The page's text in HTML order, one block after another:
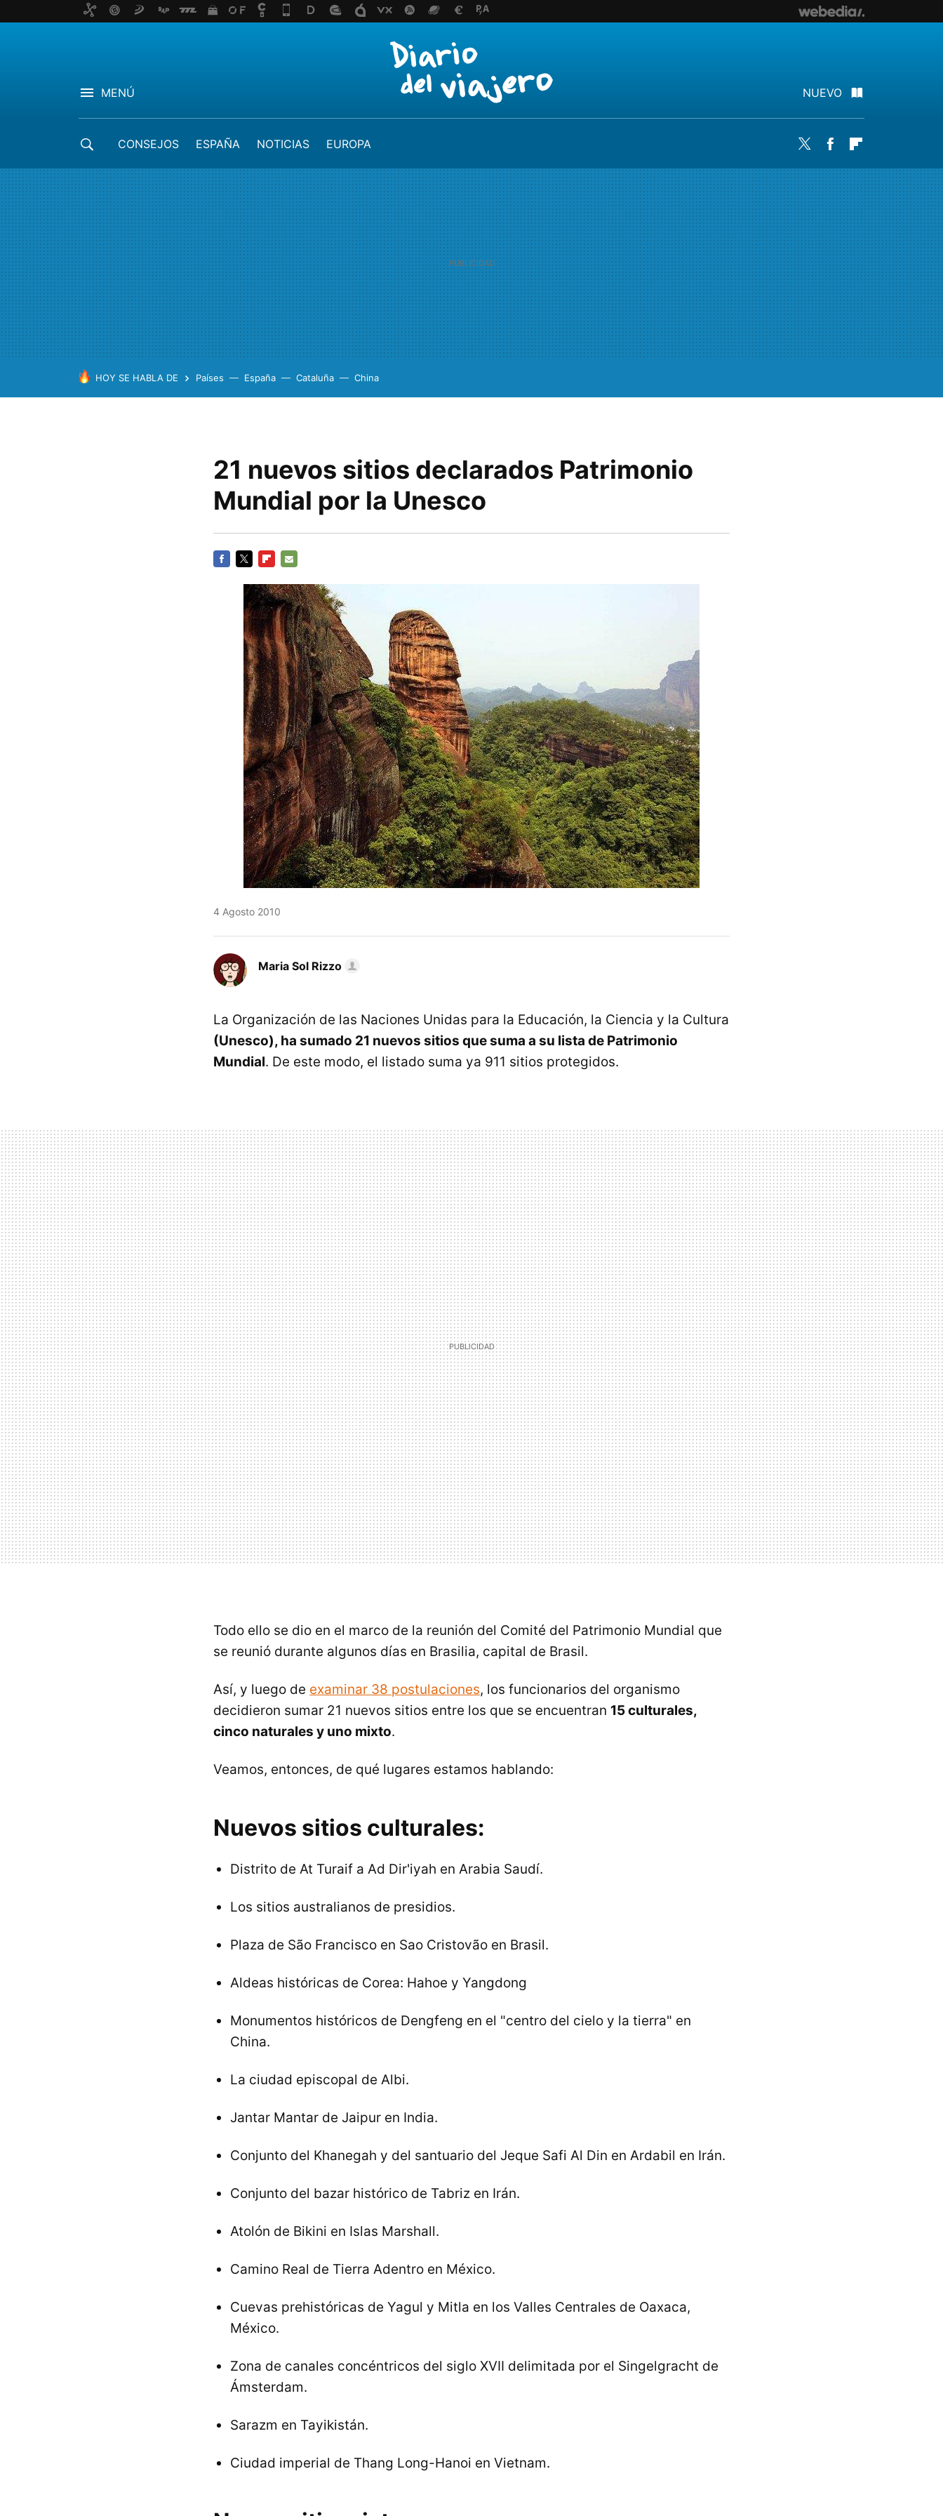
MENÚ NUEVO
CONSEJOS ESPAÑA NOTICIAS EUROPA Twitter Facebook
HOY SE HABLA DE Países España Cataluña China
21 nuevos sitios declarados Patrimonio
Mundial por la Unesco
MAIL
4 Agosto 2010
Maria Sol Rizzo
La Organización de las Naciones Unidas para la Educación, la Ciencia y la Cultura
(Unesco), ha sumado 21 nuevos sitios que suma a su lista de Patrimonio
Mundial. De este modo, el listado suma ya 911 sitios protegidos.
Todo ello se dio en el marco de la reunión del Comité del Patrimonio Mundial que
se reunió durante algunos días en Brasilia, capital de Brasil.
Así, y luego de examinar 38 postulaciones, los funcionarios del organismo
decidieron sumar 21 nuevos sitios entre los que se encuentran 15 culturales,
cinco naturales y uno mixto.
Veamos, entonces, de qué lugares estamos hablando:
Nuevos sitios culturales:
Distrito de At Turaif a Ad Dir'iyah en Arabia Saudí.
Los sitios australianos de presidios.
Plaza de São Francisco en Sao Cristovão en Brasil.
Aldeas históricas de Corea: Hahoe y Yangdong
Monumentos históricos de Dengfeng en el "centro del cielo y la tierra" en
China.
La ciudad episcopal de Albi.
Jantar Mantar de Jaipur en India.
Conjunto del Khanegah y del santuario del Jeque Safi Al Din en Ardabil en Irán.
Conjunto del bazar histórico de Tabriz en Irán.
Atolón de Bikini en Islas Marshall.
Camino Real de Tierra Adentro en México.
Cuevas prehistóricas de Yagul y Mitla en los Valles Centrales de Oaxaca,
México.
Zona de canales concéntricos del siglo XVII delimitada por el Singelgracht de
Ámsterdam.
Sarazm en Tayikistán.
Ciudad imperial de Thang Long-Hanoi en Vietnam.